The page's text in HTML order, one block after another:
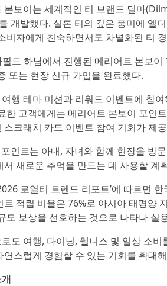
본보이는 세계적인 티 브랜드 딜마
를 개발했다. 실론 티의 깊은 풍미에
비자에게 친숙하면서도 차별화된 티
드 하남에서 진행된 메리어트 본보
또는 현장 신규 가입을 완료했다.
행 테마 미션과 리워드 이벤트에 참
한 고객에게는 메리어트 본보이 포인
크래치 카드 이벤트 참여 기회가 제
인트는 아내, 자녀와 함께 현장을 방
새로운 추억을 만드는 데 사용할 계
로열티 트렌드 리포트’에 따르면
적립 비율은 76%로 아시아 태평양
모 보상을 선호하는 것으로 나타나
도 여행, 다이닝, 웰니스 및 일상 소
스럽게 경험할 수 있는 기회를 확대